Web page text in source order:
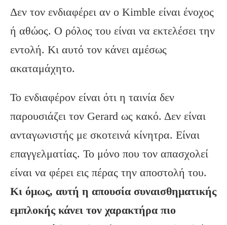
Δεν τον ενδιαφέρει αν ο Kimble είναι ένοχος
ή αθώος. Ο ρόλος του είναι να εκτελέσει την
εντολή. Κι αυτό τον κάνει αμέσως
ακαταμάχητο.
Το ενδιαφέρον είναι ότι η ταινία δεν
παρουσιάζει τον Gerard ως κακό. Δεν είναι
ανταγωνιστής με σκοτεινά κίνητρα. Είναι
επαγγελματίας. Το μόνο που τον απασχολεί
είναι να φέρει εις πέρας την αποστολή του.
Κι όμως, αυτή η απουσία συναισθηματικής
εμπλοκής κάνει τον χαρακτήρα πιο